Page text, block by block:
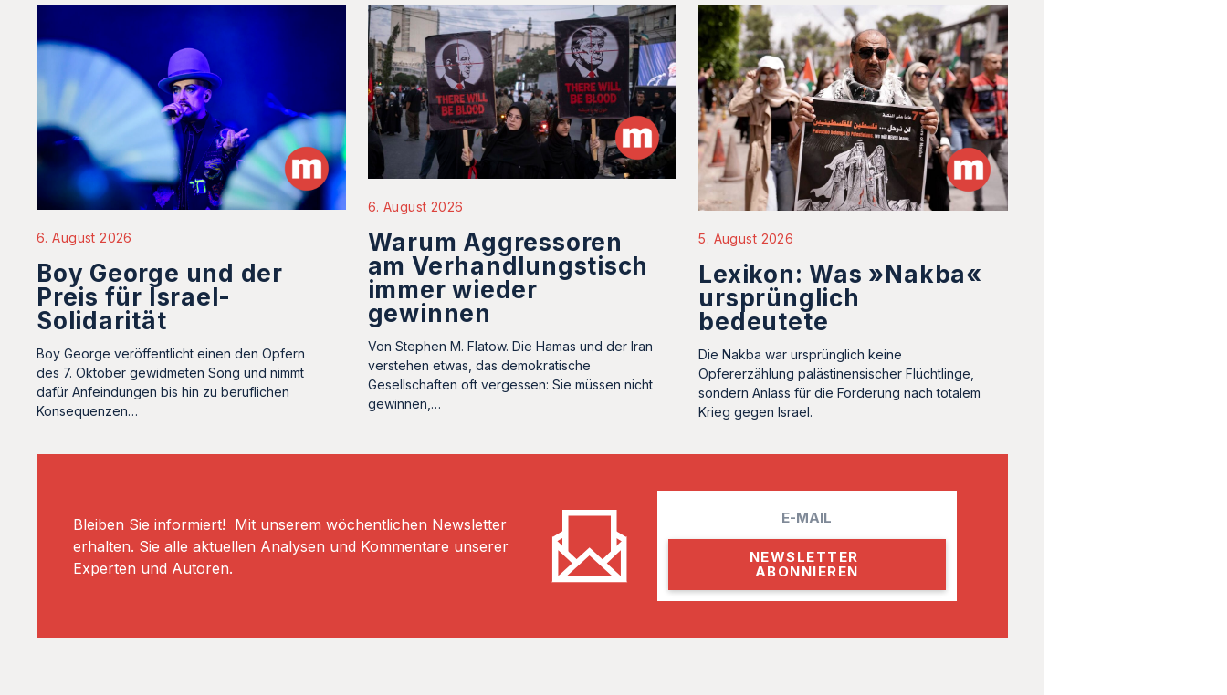
6. August 2026
Boy George und der
Preis für Israel-
Solidarität
Boy George veröffentlicht einen den Opfern
des 7. Oktober gewidmeten Song und nimmt
dafür Anfeindungen bis hin zu beruflichen
Konsequenzen…
6. August 2026
Warum Aggressoren
am Verhandlungstisch
immer wieder
gewinnen
Von Stephen M. Flatow. Die Hamas und der Iran
verstehen etwas, das demokratische
Gesellschaften oft vergessen: Sie müssen nicht
gewinnen,…
5. August 2026
Lexikon: Was »Nakba«
ursprünglich
bedeutete
Die Nakba war ursprünglich keine
Opfererzählung palästinensischer Flüchtlinge,
sondern Anlass für die Forderung nach totalem
Krieg gegen Israel.
Bleiben Sie informiert! Mit unserem wöchentlichen Newsletter
erhalten. Sie alle aktuellen Analysen und Kommentare unserer
Experten und Autoren.
l